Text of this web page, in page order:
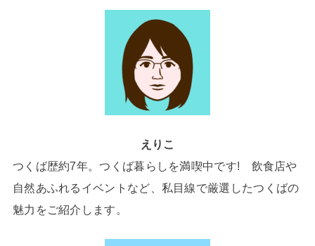
えりこ
つくば歴約7年。つくば暮らしを満喫中です! 飲食店や
自然あふれるイベントなど、私目線で厳選したつくばの
魅力をご紹介します。